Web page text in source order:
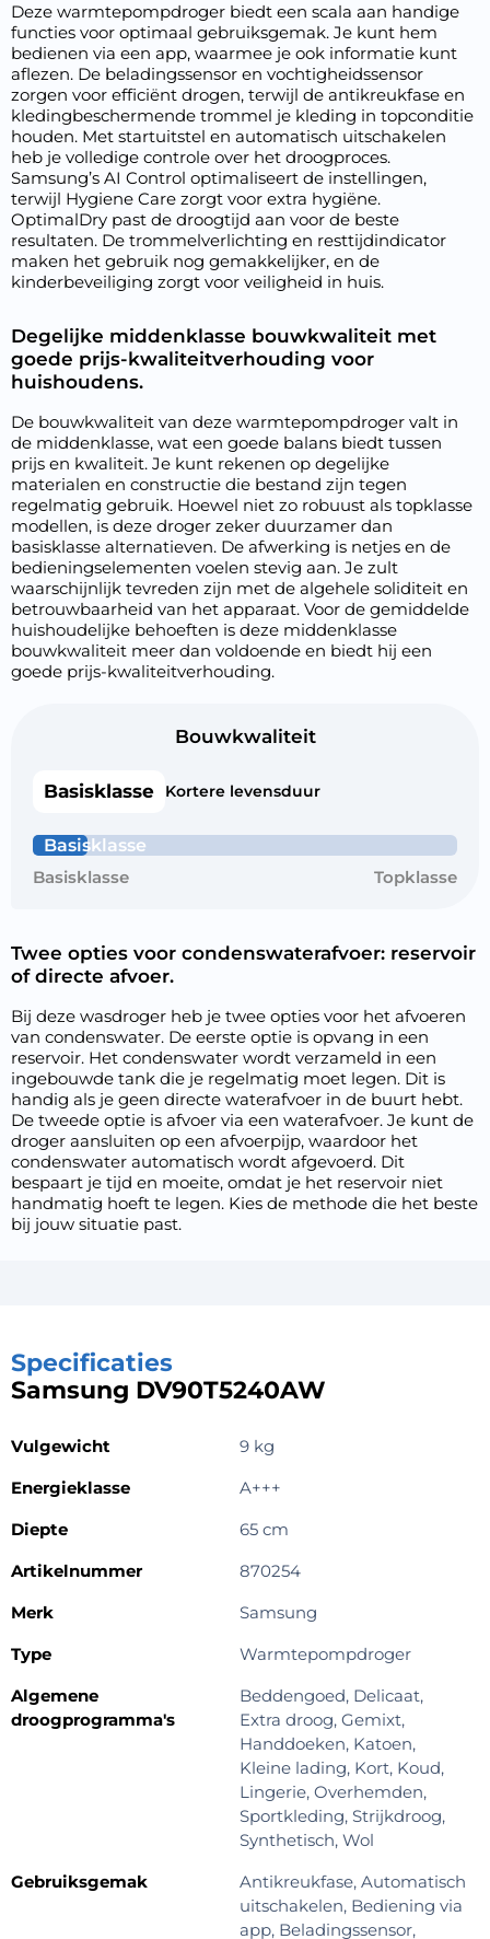
Deze warmtepompdroger biedt een scala aan handige
functies voor optimaal gebruiksgemak. Je kunt hem
bedienen via een app, waarmee je ook informatie kunt
aflezen. De beladingssensor en vochtigheidssensor
zorgen voor efficiënt drogen, terwijl de antikreukfase en
kledingbeschermende trommel je kleding in topconditie
houden. Met startuitstel en automatisch uitschakelen
heb je volledige controle over het droogproces.
Samsung’s AI Control optimaliseert de instellingen,
terwijl Hygiene Care zorgt voor extra hygiëne.
OptimalDry past de droogtijd aan voor de beste
resultaten. De trommelverlichting en resttijdindicator
maken het gebruik nog gemakkelijker, en de
kinderbeveiliging zorgt voor veiligheid in huis.
Degelijke middenklasse bouwkwaliteit met
goede prijs-kwaliteitverhouding voor
huishoudens.
De bouwkwaliteit van deze warmtepompdroger valt in
de middenklasse, wat een goede balans biedt tussen
prijs en kwaliteit. Je kunt rekenen op degelijke
materialen en constructie die bestand zijn tegen
regelmatig gebruik. Hoewel niet zo robuust als topklasse
modellen, is deze droger zeker duurzamer dan
basisklasse alternatieven. De afwerking is netjes en de
bedieningselementen voelen stevig aan. Je zult
waarschijnlijk tevreden zijn met de algehele soliditeit en
betrouwbaarheid van het apparaat. Voor de gemiddelde
huishoudelijke behoeften is deze middenklasse
bouwkwaliteit meer dan voldoende en biedt hij een
goede prijs-kwaliteitverhouding.
Bouwkwaliteit
Basisklasse Kortere levensduur
Basisklasse
Basisklasse
Topklasse
Twee opties voor condenswaterafvoer: reservoir
of directe afvoer.
Bij deze wasdroger heb je twee opties voor het afvoeren
van condenswater. De eerste optie is opvang in een
reservoir. Het condenswater wordt verzameld in een
ingebouwde tank die je regelmatig moet legen. Dit is
handig als je geen directe waterafvoer in de buurt hebt.
De tweede optie is afvoer via een waterafvoer. Je kunt de
droger aansluiten op een afvoerpijp, waardoor het
condenswater automatisch wordt afgevoerd. Dit
bespaart je tijd en moeite, omdat je het reservoir niet
handmatig hoeft te legen. Kies de methode die het beste
bij jouw situatie past.
Specificaties
Samsung DV90T5240AW
Vulgewicht
9 kg
Energieklasse
A+++
Diepte
65 cm
Artikelnummer
870254
Merk
Samsung
Type
Warmtepompdroger
Algemene
droogprogramma's
Beddengoed, Delicaat,
Extra droog, Gemixt,
Handdoeken, Katoen,
Kleine lading, Kort, Koud,
Lingerie, Overhemden,
Sportkleding, Strijkdroog,
Synthetisch, Wol
Gebruiksgemak
Antikreukfase, Automatisch
uitschakelen, Bediening via
app, Beladingssensor,